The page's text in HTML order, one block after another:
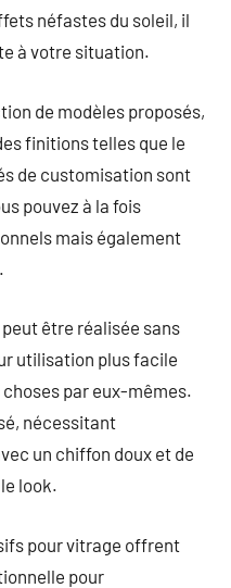
néfastes du soleil, il
à votre situation.
de modèles proposés,
finitions telles que le
de customisation sont
pouvez à la fois
mais également
être réalisée sans
utilisation plus facile
par eux-mêmes.
nécessitant
un chiffon doux et de
look.
pour vitrage offrent
pour